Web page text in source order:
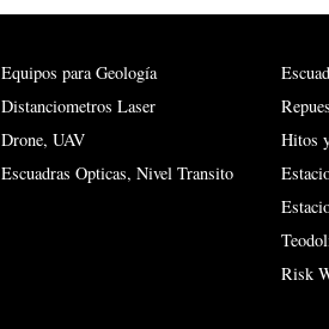
Equipos para Geología
Distanciometros Laser
Drone, UAV
Escuadras Opticas, Nivel Transito
Hitos
Risk